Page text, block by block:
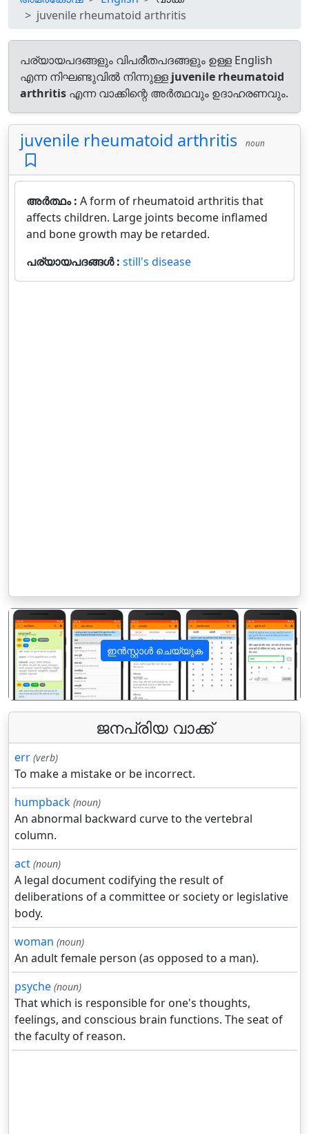
juvenile rheumatoid arthritis
പര്യായപദങ്ങളും വിപരീതപദങ്ങളും ഉള്ള English
എന്ന നിഘണ്ടുവിൽ നിന്നുള്ള juvenile rheumatoid
arthritis എന്ന വാക്കിന്റെ അർത്ഥവും ഉദാഹരണവും.
juvenile rheumatoid arthritis noun
അർത്ഥം : A form of rheumatoid arthritis that
affects children. Large joints become inflamed
and bone growth may be retarded.
പര്യായപദങ്ങൾ : still's disease
ഇൻസ്റ്റാൾ ചെയ്യുക
पिछला अगला
ജനപ്രിയ വാക്ക്
err (verb)
To make a mistake or be incorrect.
humpback (noun)
An abnormal backward curve to the vertebral
column.
act (noun)
A legal document codifying the result of
deliberations of a committee or society or legislative
body.
woman (noun)
An adult female person (as opposed to a man).
psyche (noun)
That which is responsible for one's thoughts,
feelings, and conscious brain functions. The seat of
the faculty of reason.